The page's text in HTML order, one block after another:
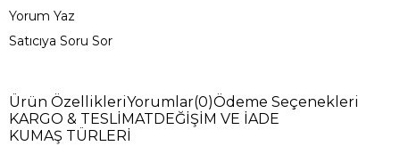
Yorum Yaz
Satıcıya Soru Sor
Ürün ÖzellikleriYorumlar(0)Ödeme Seçenekleri
KARGO & TESLİMATDEĞİŞİM VE İADE
KUMAŞ TÜRLERİ